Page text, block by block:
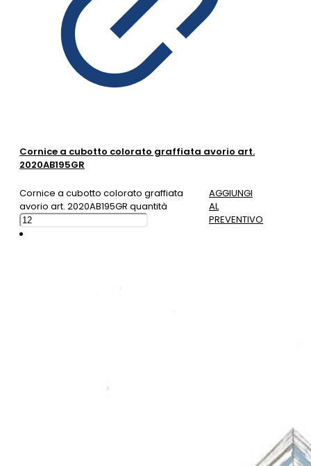
Cornice a cubotto colorato graffiata avorio art.
2020AB195GR
Cornice a cubotto colorato graffiata
avorio art. 2020AB195GR quantità
AGGIUNGI
AL
PREVENTIVO